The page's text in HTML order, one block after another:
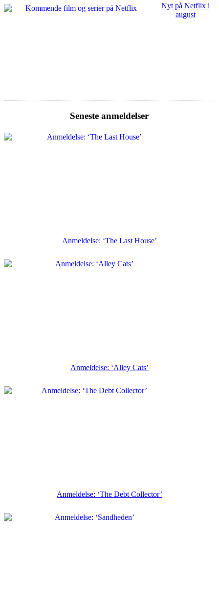
Nyt på Netflix i
august
Seneste anmeldelser
Anmeldelse: ‘The Last House’
Anmeldelse: ‘Alley Cats’
Anmeldelse: ‘The Debt Collector’